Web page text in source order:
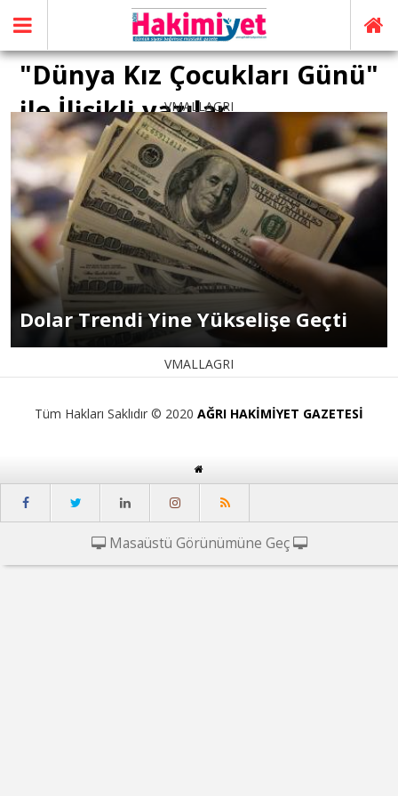
"Dünya Kız Çocukları Günü"
ile İlişikli yazılar
VMALLAGRI
Dolar Trendi Yine Yükselişe Geçti
VMALLAGRI
Tüm Hakları Saklıdır © 2020 AĞRI HAKİMİYET GAZETESİ
Masaüstü Görünümüne Geç